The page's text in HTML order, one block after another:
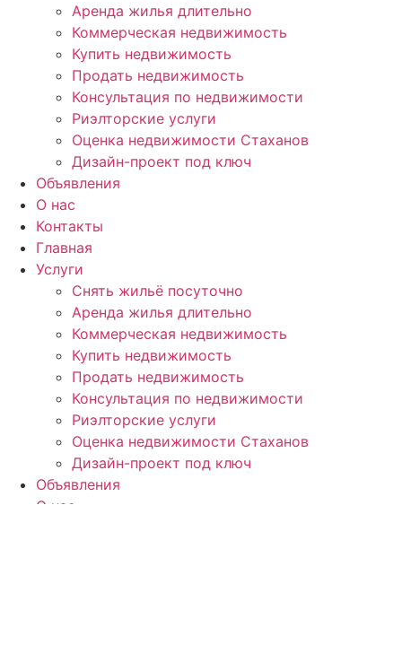
Аренда жилья длительно
Коммерческая недвижимость
Купить недвижимость
Продать недвижимость
Консультация по недвижимости
Риэлторские услуги
Оценка недвижимости Стаханов
Дизайн-проект под ключ
Объявления
О нас
Контакты
Главная
Услуги
Снять жильё посуточно
Аренда жилья длительно
Коммерческая недвижимость
Купить недвижимость
Продать недвижимость
Консультация по недвижимости
Риэлторские услуги
Оценка недвижимости Стаханов
Дизайн-проект под ключ
Объявления
О нас